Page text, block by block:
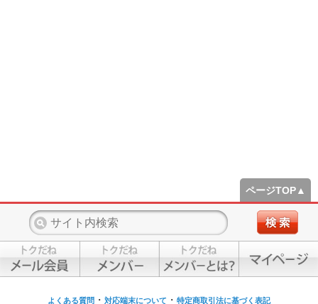
ページTOP▲
よくある質問 ・ 対応端末について ・ 特定商取引法に基づく表記